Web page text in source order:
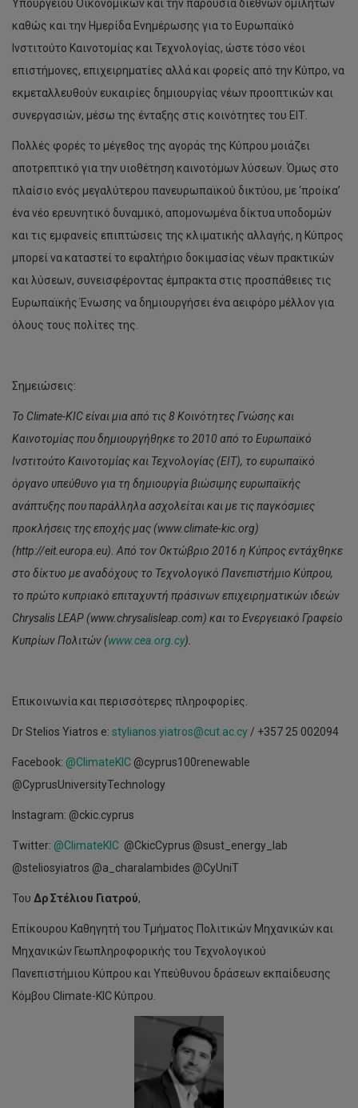
Υπουργείου Οικονομικών και την παρουσία διεθνών ομιλητών
καθώς και την Ημερίδα Ενημέρωσης για το Ευρωπαϊκό
Ινστιτούτο Καινοτομίας και Τεχνολογίας, ώστε τόσο νέοι
επιστήμονες, επιχειρηματίες αλλά και φορείς από την Κύπρο, να
εκμεταλλευθούν ευκαιρίες δημιουργίας νέων προοπτικών και
συνεργασιών, μέσω της ένταξης στις κοινότητες του ΕΙΤ.
Πολλές φορές το μέγεθος της αγοράς της Κύπρου μοιάζει
αποτρεπτικό για την υιοθέτηση καινοτόμων λύσεων. Όμως στο
πλαίσιο ενός μεγαλύτερου πανευρωπαϊκού δικτύου, με ‘προίκα’
ένα νέο ερευνητικό δυναμικό, απομονωμένα δίκτυα υποδομών
και τις εμφανείς επιπτώσεις της κλιματικής αλλαγής, η Κύπρος
μπορεί να καταστεί το εφαλτήριο δοκιμασίας νέων πρακτικών
και λύσεων, συνεισφέροντας έμπρακτα στις προσπάθειες τις
Ευρωπαϊκής Ένωσης να δημιουργήσει ένα αειφόρο μέλλον για
όλους τους πολίτες της.
Σημειώσεις:
Το Climate-KIC είναι μια από τις 8 Κοινότητες Γνώσης και
Καινοτομίας που δημιουργήθηκε το 2010 από το Ευρωπαϊκό
Ινστιτούτο Καινοτομίας και Τεχνολογίας (EIT), το ευρωπαϊκό
όργανο υπεύθυνο για τη δημιουργία βιώσιμης ευρωπαϊκής
ανάπτυξης που παράλληλα ασχολείται και με τις παγκόσμιες
προκλήσεις της εποχής μας (www.climate-kic.org)
(http://eit.europa.eu). Από τον Οκτώβριο 2016 η Κύπρος εντάχθηκε
στο δίκτυο με αναδόχους το Τεχνολογικό Πανεπιστήμιο Κύπρου,
το πρώτο κυπριακό επιταχυντή πράσινων επιχειρηματικών ιδεών
Chrysalis LEAP (www.chrysalisleap.com) και το Ενεργειακό Γραφείο
Κυπρίων Πολιτών (www.cea.org.cy).
Επικοινωνία και περισσότερες πληροφορίες.
Dr Stelios Yiatros e: stylianos.yiatros@cut.ac.cy / +357 25 002094
Facebook: @ClimateKIC @cyprus100renewable
@CyprusUniversityTechnology
Instagram: @ckic.cyprus
Twitter: @ClimateKIC @CkicCyprus @sust_energy_lab
@steliosyiatros @a_charalambides @CyUniT
Του Δρ Στέλιου Γιατρού,
Επίκουρου Καθηγητή του Τμήματος Πολιτικών Μηχανικών και
Μηχανικών Γεωπληροφορικής του Τεχνολογικού
Πανεπιστήμιου Κύπρου και Υπεύθυνου δράσεων εκπαίδευσης
Κόμβου Climate-KIC Κύπρου.
Νοσηλευτικής
βρίσκεται